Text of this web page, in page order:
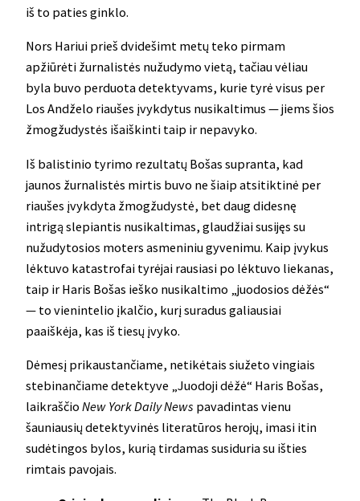
iš to paties ginklo.
Nors Hariui prieš dvidešimt metų teko pirmam
apžiūrėti žurnalistės nužudymo vietą, tačiau vėliau
byla buvo perduota detektyvams, kurie tyrė visus per
Los Andželo riaušes įvykdytus nusikaltimus — jiems šios
žmogžudystės išaiškinti taip ir nepavyko.
Iš balistinio tyrimo rezultatų Bošas supranta, kad
jaunos žurnalistės mirtis buvo ne šiaip atsitiktinė per
riaušes įvykdyta žmogžudystė, bet daug didesnę
intrigą slepiantis nusikaltimas, glaudžiai susijęs su
nužudytosios moters asmeniniu gyvenimu. Kaip įvykus
lėktuvo katastrofai tyrėjai rausiasi po lėktuvo liekanas,
taip ir Haris Bošas ieško nusikaltimo „juodosios dėžės“
— to vienintelio įkalčio, kurį suradus galiausiai
paaiškėja, kas iš tiesų įvyko.
Dėmesį prikaustančiame, netikėtais siužeto vingiais
stebinančiame detektyve „Juodoji dėžė“ Haris Bošas,
laikraščio New York Daily News pavadintas vienu
šauniausių detektyvinės literatūros herojų, imasi itin
sudėtingos bylos, kurią tirdamas susiduria su išties
rimtais pavojais.